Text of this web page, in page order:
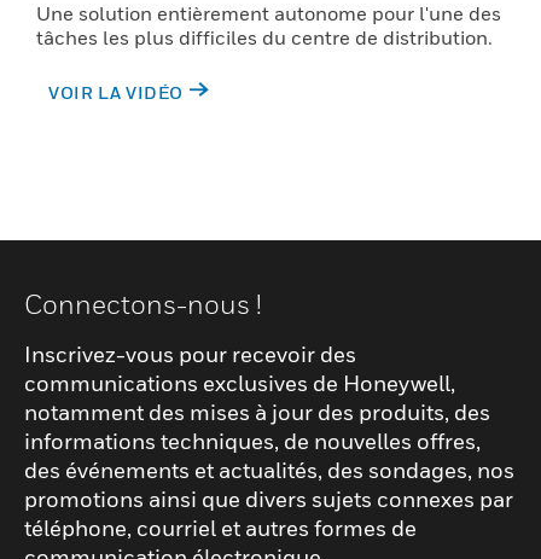
Une solution entièrement autonome pour l'une des
tâches les plus difficiles du centre de distribution.
VOIR LA VIDÉO
Connectons-nous !
Inscrivez-vous pour recevoir des
communications exclusives de Honeywell,
notamment des mises à jour des produits, des
informations techniques, de nouvelles offres,
des événements et actualités, des sondages, nos
promotions ainsi que divers sujets connexes par
téléphone, courriel et autres formes de